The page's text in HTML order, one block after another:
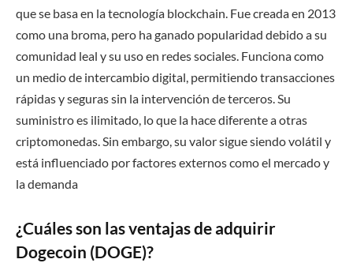
que se basa en la tecnología blockchain. Fue creada en 2013
como una broma, pero ha ganado popularidad debido a su
comunidad leal y su uso en redes sociales. Funciona como
un medio de intercambio digital, permitiendo transacciones
rápidas y seguras sin la intervención de terceros. Su
suministro es ilimitado, lo que la hace diferente a otras
criptomonedas. Sin embargo, su valor sigue siendo volátil y
está influenciado por factores externos como el mercado y
la demanda
¿Cuáles son las ventajas de adquirir
Dogecoin (DOGE)?